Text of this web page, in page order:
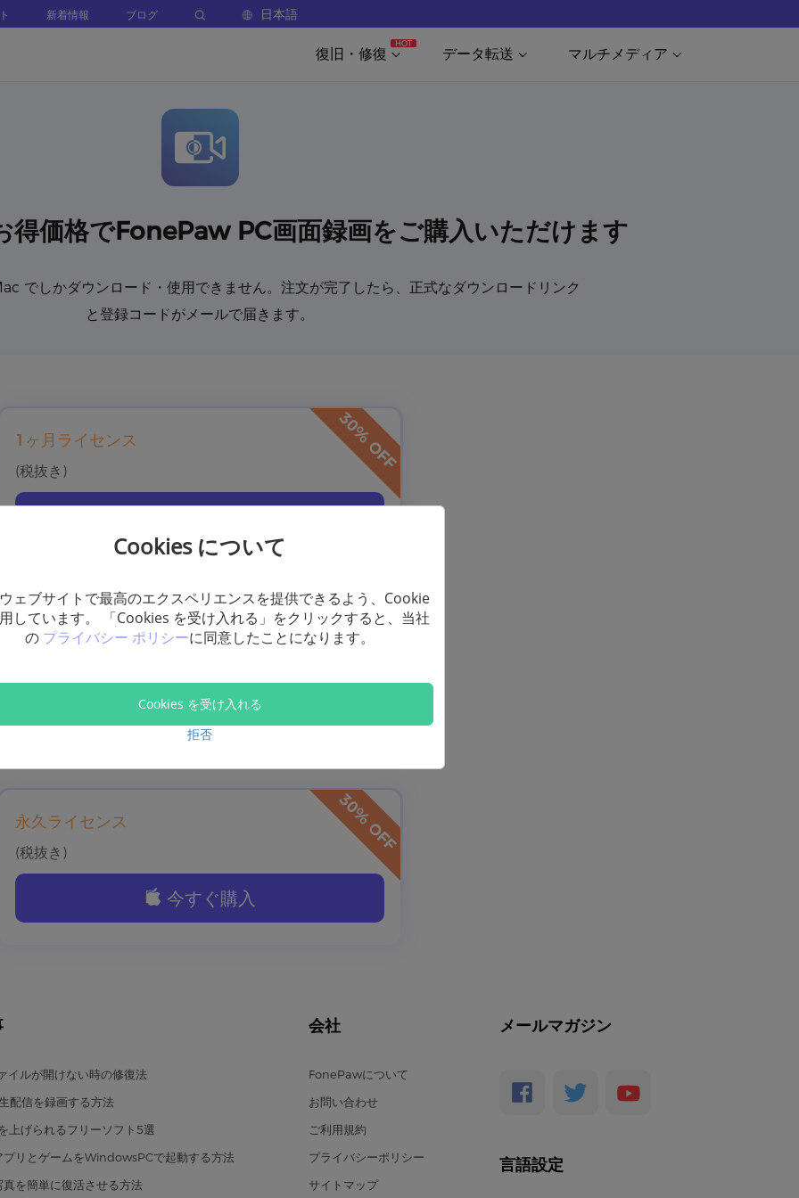
新着情報 ブログ 日本語
復旧・修復
HOT
データ転送 マルチメディア
得価格でFonePaw PC画面録画をご購入いただけます
でしかダウンロード・使用できません。注文が完了したら、正式なダウンロードリンク
と登録コードがメールで届きます。
1ヶ月ライセンス
(税抜き)
1年ライセンス
今すぐ購入
永久ライセンス
(税抜き)
今すぐ購入
イルが開けない時の修復法
配信を録画する方法
上げられるフリーソフト5選
リとゲームをWindowsPCで起動する方法
を簡単に復活させる方法
会社
FonePawについて
お問い合わせ
ご利用規約
プライバシーポリシー
サイトマップ
メールマガジン
言語設定
Cookies について
ェブサイトで最高のエクスペリエンスを提供できるよう、Cookie
しています。 「Cookies を受け入れる」をクリックすると、当社
の プライバシー ポリシーに同意したことになります。
Cookies を受け入れる
拒否